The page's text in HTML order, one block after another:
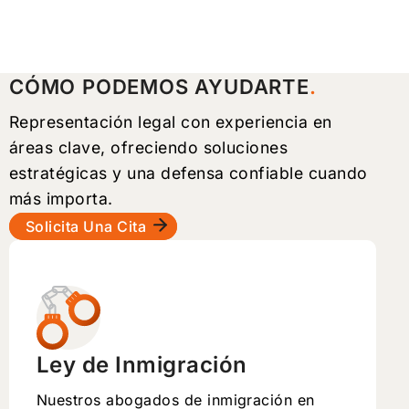
CÓMO PODEMOS AYUDARTE
Representación legal con experiencia en
áreas clave, ofreciendo soluciones
estratégicas y una defensa confiable cuando
más importa.
Solicita Una Cita
Ley de Inmigración
Nuestros abogados de inmigración en